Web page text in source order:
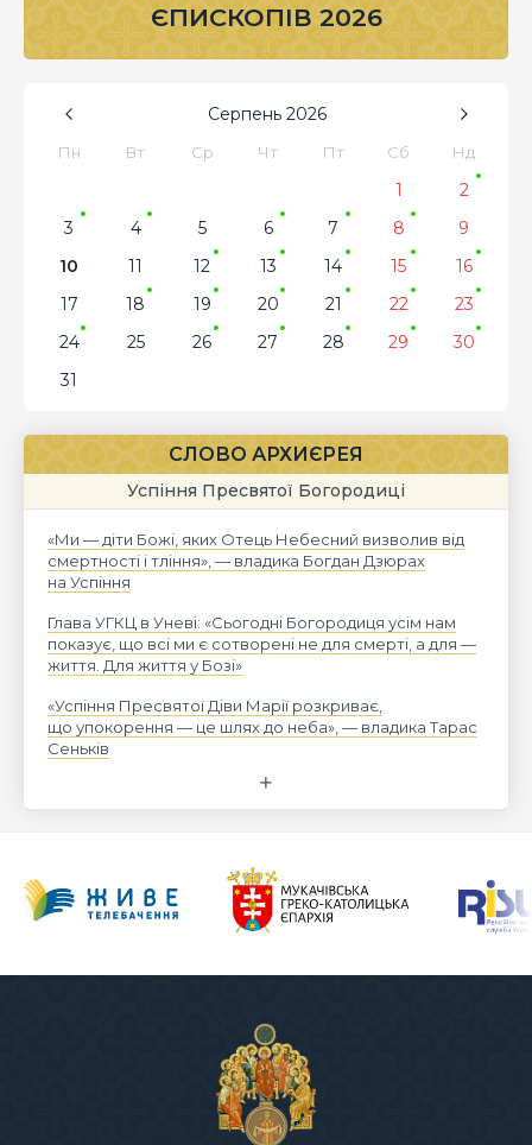
ЄПИСКОПІВ 2026
Серпень 2026
Пн Вт Ср Чт Пт Сб Нд
1
2
3
4 5 6 7 8
9
10
11 12 13 14 15
16
17
18 19 20 21 22
23
24
25 26 27 28 29
30
31
СЛОВО АРХИЄРЕЯ
Успіння Пресвятої Богородиці
«Ми — діти Божі, яких Отець Небесний визволив від
смертності і тління», — владика Богдан Дзюрах
на Успіння
Глава УГКЦ в Уневі: «Сьогодні Богородиця усім нам
показує, що всі ми є сотворені не для смерті, а для —
життя. Для життя у Бозі»
«Успіння Пресвятої Діви Марії розкриває,
що упокорення — це шлях до неба», — владика Тарас
Сеньків